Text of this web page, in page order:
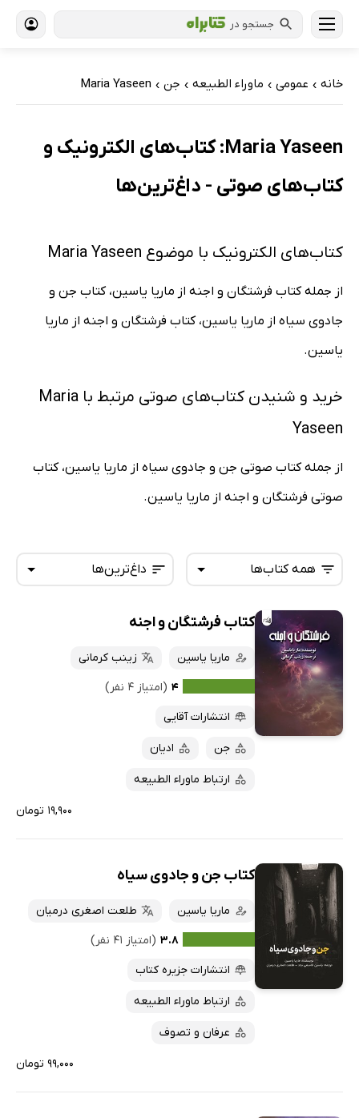
جستجو در
خانه › عمومی › ماوراء الطبیعه › جن ›
Maria Yaseen
Maria Yaseen: کتاب‌های الکترونیک و
کتاب‌های صوتی - داغ‌ترین‌ها
کتاب‌های الکترونیک با موضوع Maria Yaseen
از جمله کتاب فرشتگان و اجنه از ماریا یاسین، کتاب جن و
جادوی سیاه از ماریا یاسین، کتاب فرشتگان و اجنه از ماریا
یاسین.
خرید و شنیدن کتاب‌های صوتی مرتبط با Maria
Yaseen
از جمله کتاب صوتی جن و جادوی سیاه از ماریا یاسین، کتاب
صوتی فرشتگان و اجنه از ماریا یاسین.
داغ‌ترین‌ها
تازه‌ها
داغ‌ترین‌ها
پرفروش‌ها
ارزان ترین‌ها
همه کتاب‌ها
همه کتاب‌ها
کتاب‌های صوتی
کتاب‌های متنی
کتاب فرشتگان و اجنه
ماریا یاسین
زینب کرمانی
۴ (امتیاز ۴ نفر)
انتشارات آقایی
جن ادیان
ارتباط ماوراء الطبیعه
۱۹,۹۰۰ تومان
کتاب جن و جادوی سیاه
ماریا یاسین
طلعت اصغری درمیان
۳.۸ (امتیاز ۴۱ نفر)
انتشارات جزیره کتاب
ارتباط ماوراء الطبیعه
عرفان و تصوف
۹۹,۰۰۰ تومان